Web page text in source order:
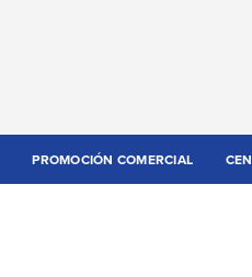
PROMOCIÓN COMERCIAL